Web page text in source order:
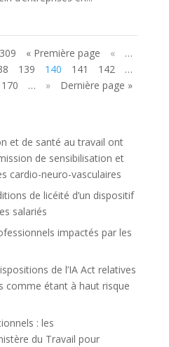
« Première page «
…
139 140 141 142
…
170 … » Dernière page »
et de santé au travail ont
de sensibilisation et
cardio-neuro-vasculaires
de licéité d’un dispositif
salariés
impactés par les
de l’IA Act relatives
comme étant à haut risque
: les
du Travail pour